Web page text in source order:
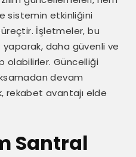
sistemin etkinliğini
İşletmeler, bu
daha güvenli ve
olabilirler. Güncelliği
devam
rekabet avantajı elde
Santral